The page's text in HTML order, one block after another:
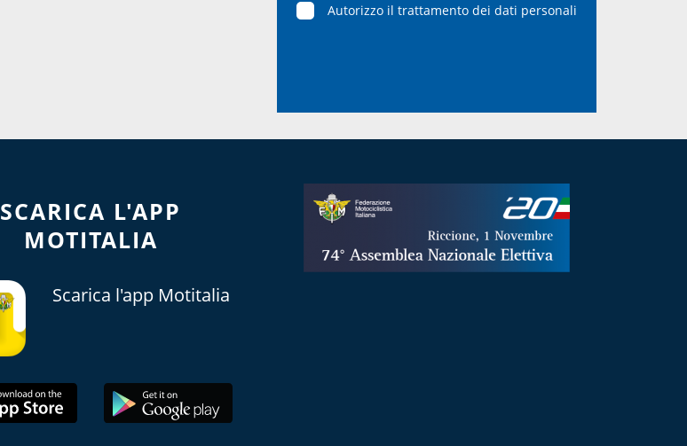
Autorizzo il trattamento dei dati personali
SCARICA L'APP
MOTITALIA
Scarica l'app Motitalia